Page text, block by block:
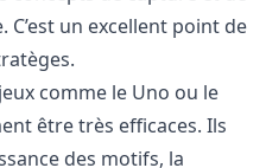
un excellent point de
comme le Uno ou le
être très efficaces. Ils
des motifs, la